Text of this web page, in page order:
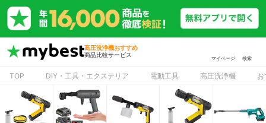
高圧洗浄機おすすめ
商品比較サービス
マイページ 検索
TOP DIY・工具・エクステリア 電動工具 高圧洗浄機